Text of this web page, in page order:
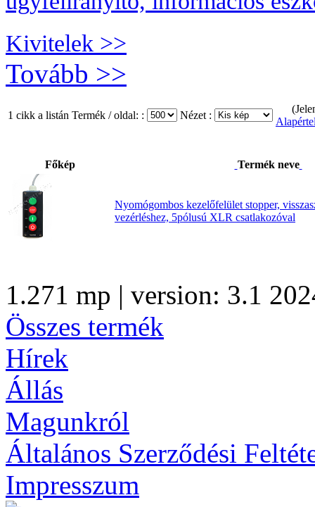
Kivitelek >>
Tovább >>
1 cikk a listán Termék / oldal: : Nézet :
Főkép Termék neve
Nyomógombos kezelőfelület stopper,
vezérléshez, 5pólusú XLR csatlakozóval
1.271 mp | version: 3.1
Összes termék
Hírek
Állás
Magunkról
Általános Szerződési
Impresszum